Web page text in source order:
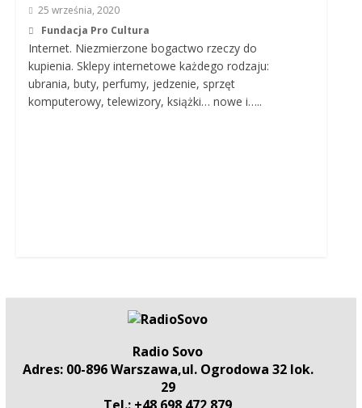
25 września, 2020
Fundacja Pro Cultura
Internet. Niezmierzone bogactwo rzeczy do
kupienia. Sklepy internetowe każdego rodzaju:
ubrania, buty, perfumy, jedzenie, sprzęt
komputerowy, telewizory, książki… nowe i…..
Radio Sovo
Adres: 00-896 Warszawa,ul. Ogrodowa 32 lok.
29